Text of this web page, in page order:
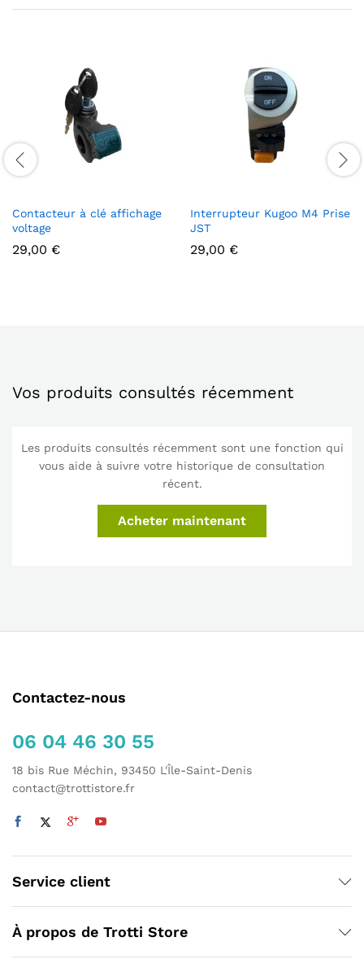
Contacteur à clé affichage
voltage
29,00 €
Interrupteur Kugoo M4 Prise
JST
29,00 €
Vos produits consultés récemment
Les produits consultés récemment sont une fonction qui
vous aide à suivre votre historique de consultation
récent.
Acheter maintenant
Contactez-nous
06 04 46 30 55
18 bis Rue Méchin, 93450 L'Île-Saint-Denis
contact@trottistore.fr
Service client
À propos de Trotti Store